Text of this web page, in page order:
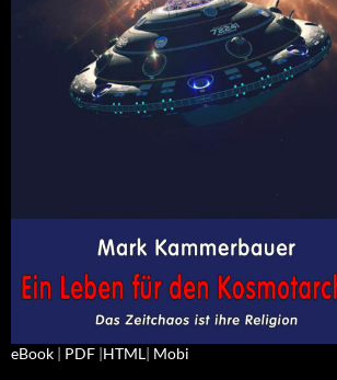
eBook | PDF |HTML| Mobi